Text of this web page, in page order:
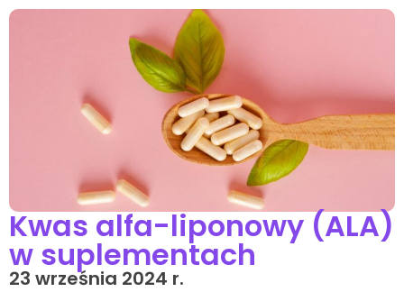
Kwas alfa-liponowy (ALA)
w suplementach
23 września 2024 r.